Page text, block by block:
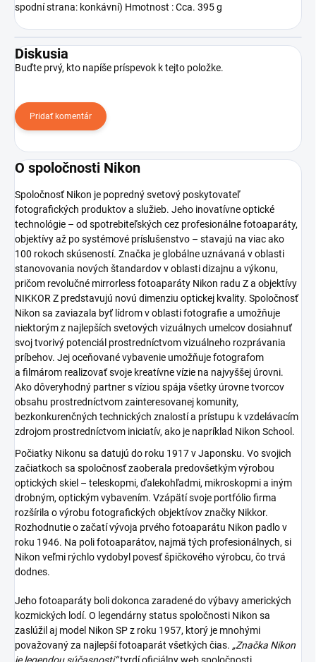
spodní strana: konkávní) Hmotnost : Cca. 395 g
Diskusia
Buďte prvý, kto napíše príspevok k tejto položke.
Pridať komentár
O spoločnosti Nikon
Spoločnosť Nikon je popredný svetový poskytovateľ
fotografických produktov a služieb. Jeho inovatívne optické
technológie – od spotrebiteľských cez profesionálne fotoaparáty,
objektívy až po systémové príslušenstvo – stavajú na viac ako
100 rokoch skúseností. Značka je globálne uznávaná v oblasti
stanovovania nových štandardov v oblasti dizajnu a výkonu,
pričom revolučné mirrorless fotoaparáty Nikon radu Z a objektívy
NIKKOR Z predstavujú novú dimenziu optickej kvality. Spoločnosť
Nikon sa zaviazala byť lídrom v oblasti fotografie a umožňuje
niektorým z najlepších svetových vizuálnych umelcov dosiahnuť
svoj tvorivý potenciál prostredníctvom vizuálneho rozprávania
príbehov. Jej oceňované vybavenie umožňuje fotografom
a filmárom realizovať svoje kreatívne vízie na najvyššej úrovni.
Ako dôveryhodný partner s víziou spája všetky úrovne tvorcov
obsahu prostredníctvom zainteresovanej komunity,
bezkonkurenčných technických znalostí a prístupu k vzdelávacím
zdrojom prostredníctvom iniciatív, ako je napríklad Nikon School.
Počiatky Nikonu sa datujú do roku 1917 v Japonsku. Vo svojich
začiatkoch sa spoločnosť zaoberala predovšetkým výrobou
optických skiel – teleskopmi, ďalekohľadmi, mikroskopmi a iným
drobným, optickým vybavením. Vzápätí svoje portfólio firma
rozšírila o výrobu fotografických objektívov značky Nikkor.
Rozhodnutie o začatí vývoja prvého fotoaparátu Nikon padlo v
roku 1946. Na poli fotoaparátov, najmä tých profesionálnych, si
Nikon veľmi rýchlo vydobyl povesť špičkového výrobcu, čo trvá
dodnes.
Jeho fotoaparáty boli dokonca zaradené do výbavy amerických
kozmických lodí. O legendárny status spoločnosti Nikon sa
zaslúžil aj model Nikon SP z roku 1957, ktorý je mnohými
považovaný za najlepší fotoaparát všetkých čias. „Značka Nikon